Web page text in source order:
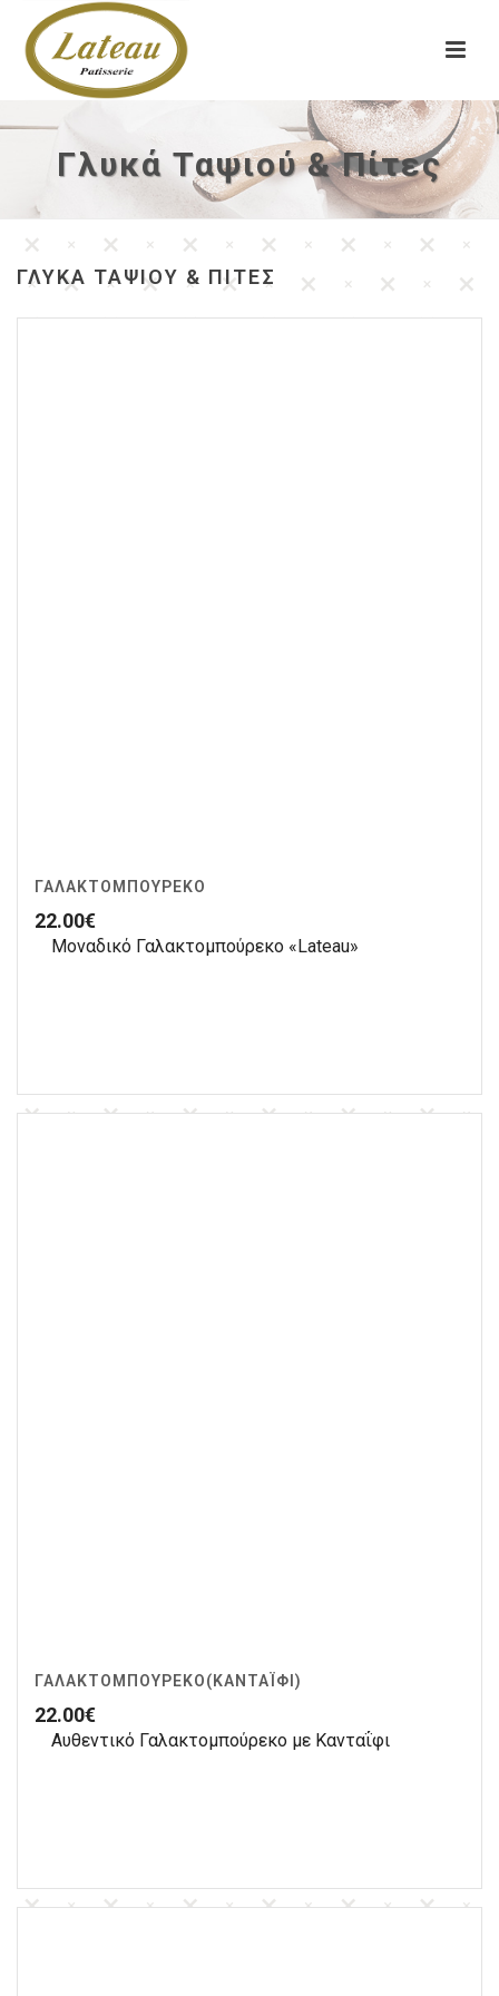
Γλυκά Ταψιού & Πίτες
ΓΛΥΚΆ ΤΑΨΙΟΎ & ΠΊΤΕΣ
ΓΑΛΑΚΤΟΜΠΟΎΡΕΚΟ
22.00€
Μοναδικό Γαλακτομπούρεκο «Lateau»
ΓΑΛΑΚΤΟΜΠΟΎΡΕΚΟ(ΚΑΝΤΑΪ́ΦΙ)
22.00€
Αυθεντικό Γαλακτομπούρεκο με Κανταΐφι